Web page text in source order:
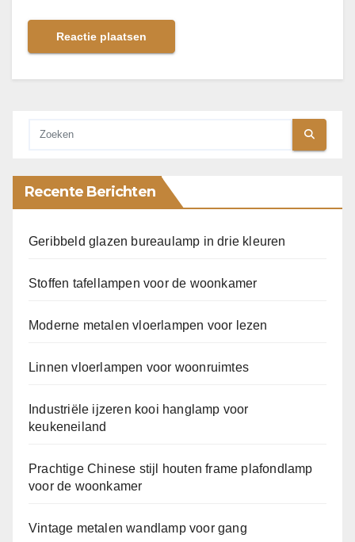
Recente Berichten
Geribbeld glazen bureaulamp in drie kleuren
Stoffen tafellampen voor de woonkamer
Moderne metalen vloerlampen voor lezen
Linnen vloerlampen voor woonruimtes
Industriële ijzeren kooi hanglamp voor
keukeneiland
Prachtige Chinese stijl houten frame plafondlamp
voor de woonkamer
Vintage metalen wandlamp voor gang